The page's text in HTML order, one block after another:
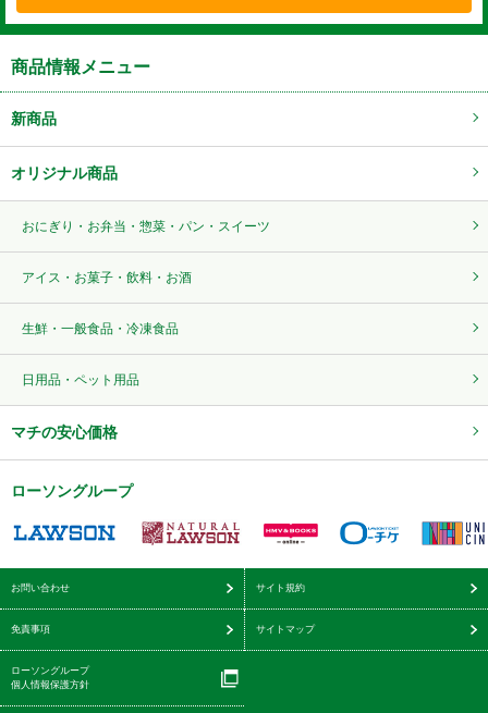
商品情報メニュー
新商品
オリジナル商品
おにぎり・お弁当・惣菜・パン・スイーツ
アイス・お菓子・飲料・お酒
生鮮・一般食品・冷凍食品
日用品・ペット用品
マチの安心価格
ローソングループ
お問い合わせ サイト規約
免責事項 サイトマップ
ローソングループ
個人情報保護方針